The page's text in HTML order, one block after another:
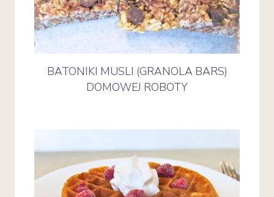
BATONIKI MUSLI (GRANOLA BARS)
DOMOWEJ ROBOTY